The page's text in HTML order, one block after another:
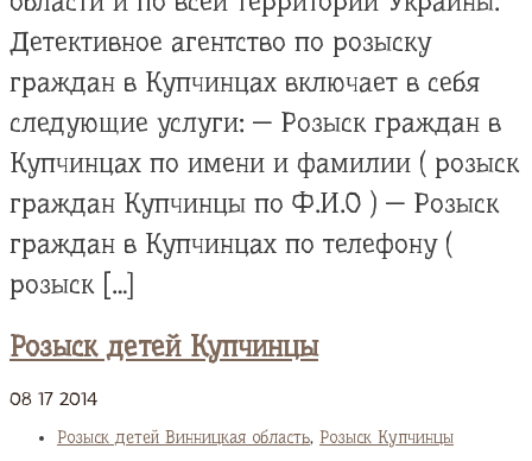
Детективное агентство по розыску
граждан в Купчинцах включает в себя
следующие услуги: — Розыск граждан в
Купчинцах по имени и фамилии ( розыск
граждан Купчинцы по Ф.И.О ) — Розыск
граждан в Купчинцах по телефону (
розыск […]
Розыск детей Купчинцы
08 17 2014
Розыск детей Винницкая область, Розыск Купчинцы